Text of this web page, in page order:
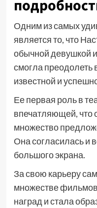
Одним из самых
является то, что
обычной девушкой
смогла преодолеть
известной и
Ее первая роль в
впечатляющей, что
множество
Она согласилась и
большого экрана.
За свою карьеру
множестве
наград и стала